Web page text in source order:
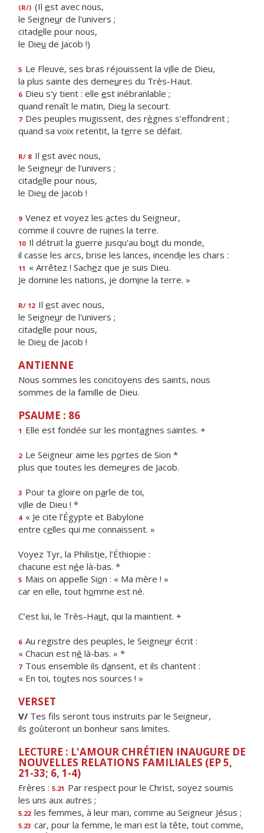
(R/) (Il est avec nous,
le Seigneur de l'univers ;
citadelle pour nous,
le Dieu de Jacob !)
5 Le Fleuve, ses bras réjouissent la ville de Dieu,
la plus sainte des demeures du Très-Haut.
6 Dieu s'y tient : elle est inébranlable ;
quand renaît le matin, Dieu la secourt.
7 Des peuples mugissent, des règnes s'effondrent ;
quand sa voix retentit, la terre se défait.
R/ 8 Il est avec nous,
le Seigneur de l'univers ;
citadelle pour nous,
le Dieu de Jacob !
9 Venez et voyez les actes du Seigneur,
comme il couvre de ruines la terre.
10 Il détruit la guerre jusqu'au bout du monde,
il casse les arcs, brise les lances, incendie les chars :
11 « Arrêtez ! Sachez que je suis Dieu.
Je domine les nations, je domine la terre. »
R/ 12 Il est avec nous,
le Seigneur de l'univers ;
citadelle pour nous,
le Dieu de Jacob !
ANTIENNE
Nous sommes les concitoyens des saints, nous
sommes de la famille de Dieu.
PSAUME : 86
1 Elle est fondée sur les montagnes saintes. +
2 Le Seigneur aime les portes de Sion *
plus que toutes les demeures de Jacob.
3 Pour ta gloire on parle de toi,
ville de Dieu ! *
4 « Je cite l’Égypte et Babylone
entre celles qui me connaissent. »
Voyez Tyr, la Philistie, l’Éthiopie :
chacune est née là-bas. *
5 Mais on appelle Sion : « Ma mère ! »
car en elle, tout homme est né.
C’est lui, le Très-Haut, qui la maintient. +
6 Au registre des peuples, le Seigneur écrit :
« Chacun est né là-bas. » *
7 Tous ensemble ils dansent, et ils chantent :
« En toi, toutes nos sources ! »
VERSET
V/ Tes fils seront tous instruits par le Seigneur,
ils goûteront un bonheur sans limites.
LECTURE : L'AMOUR CHRÉTIEN INAUGURE DE
NOUVELLES RELATIONS FAMILIALES (EP 5,
21-33; 6, 1-4)
Frères : 5.21 Par respect pour le Christ, soyez soumis
les uns aux autres ;
5.22 les femmes, à leur mari, comme au Seigneur Jésus ;
5.23 car, pour la femme, le mari est la tête, tout comme,